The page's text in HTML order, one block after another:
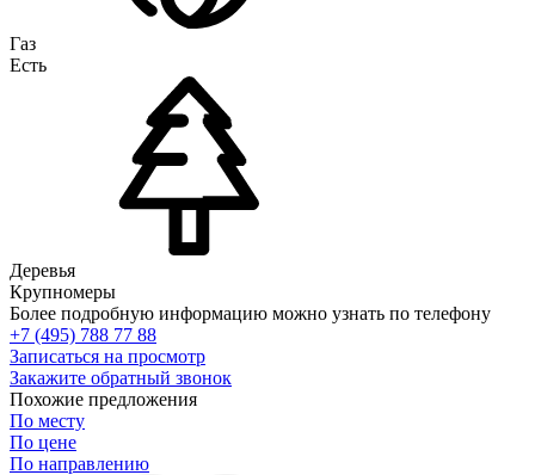
Газ
Есть
Деревья
Крупномеры
Более подробную информацию можно узнать по телефону
+7 (495) 788 77 88
Записаться на просмотр
Закажите обратный звонок
Похожие предложения
По месту
По цене
По направлению